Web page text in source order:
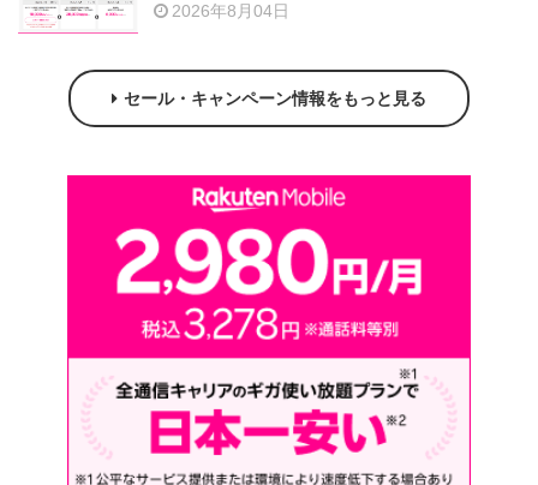
2026年8月04日
セール・キャンペーン情報をもっと見る